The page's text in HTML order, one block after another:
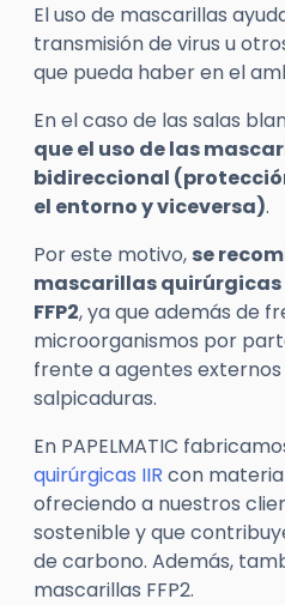
El uso de mascarillas
transmisión de virus u
que pueda haber en el
En el caso de las salas
que el uso de las
bidireccional
el entorno y viceversa).
Por este motivo, se
mascarillas quirúrgicas
FFP2, ya que además de
microorganismos por
frente a agentes externos
salpicaduras.
En PAPELMATIC
quirúrgicas IIR con
ofreciendo a nuestros
sostenible y que
de carbono. Además,
mascarillas FFP2.